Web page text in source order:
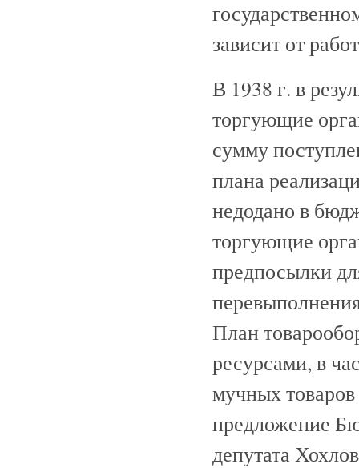
зависит от
В 1938 г. в
торгующие
сумму
плана
недодано в
торгующие
предпосылки
План
ресурсами, в
мучных
предложение
депутата